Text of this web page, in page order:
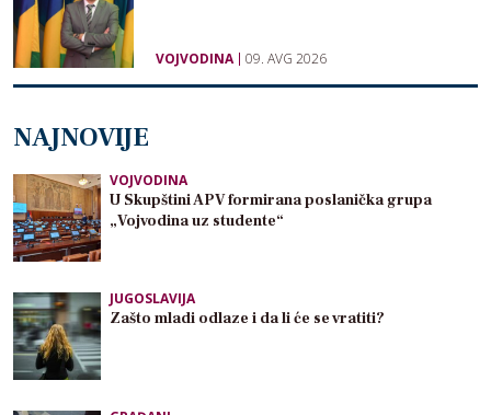
VOJVODINA 09. AVG 2026
NAJNOVIJE
VOJVODINA
U Skupštini APV formirana poslanička grupa
„Vojvodina uz studente“
JUGOSLAVIJA
Zašto mladi odlaze i da li će se vratiti?